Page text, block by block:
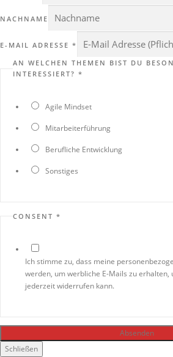
NACHNAME
E-MAIL ADRESSE *
AN WELCHEN THEMEN BIST DU
INTERESSIERT? *
Agile Mindset
Mitarbeiterführung
Berufliche Entwicklung
Sonstiges
CONSENT *
Ich stimme zu, dass meine
werden, um werbliche E-Mails zu erhalten,
jederzeit widerrufen kann.
Absenden
Schließen